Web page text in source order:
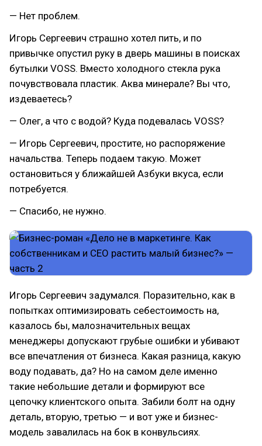
— Нет проблем.
Игорь Сергеевич страшно хотел пить, и по
привычке опустил руку в дверь машины в поисках
бутылки VOSS. Вместо холодного стекла рука
почувствовала пластик. Аква минерале? Вы что,
издеваетесь?
— Олег, а что с водой? Куда подевалась VOSS?
— Игорь Сергеевич, простите, но распоряжение
начальства. Теперь подаем такую. Может
остановиться у ближайшей Азбуки вкуса, если
потребуется.
— Спасибо, не нужно.
Игорь Сергеевич задумался. Поразительно, как в
попытках оптимизировать себестоимость на,
казалось бы, малозначительных вещах
менеджеры допускают грубые ошибки и убивают
все впечатления от бизнеса. Какая разница, какую
воду подавать, да? Но на самом деле именно
такие небольшие детали и формируют все
цепочку клиентского опыта. Забили болт на одну
деталь, вторую, третью — и вот уже и бизнес-
модель завалилась на бок в конвульсиях.